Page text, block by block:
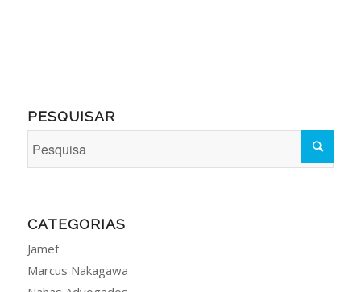
PESQUISAR
CATEGORIAS
Jamef
Marcus Nakagawa